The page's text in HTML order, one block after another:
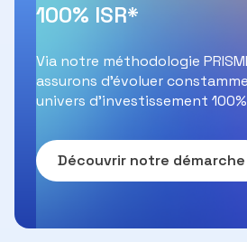
100% ISR*
Via notre méthodologie
assurons d’évoluer
univers d’investissement
Découvrir notre démarche